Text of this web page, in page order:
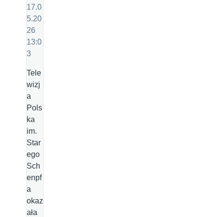
17.0
5.20
26
13:0
3
Tele
wizj
a
Pols
ka
im.
Star
ego
Sch
enpf
a
okaz
ała